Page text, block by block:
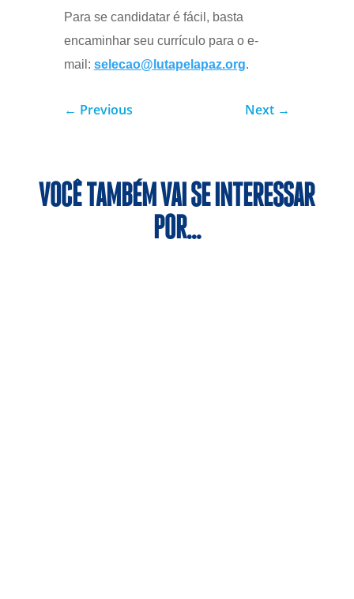
Para se candidatar é fácil, basta
encaminhar seu currículo para o e-
mail: selecao@lutapelapaz.org.
← Previous Next →
VOCÊ TAMBÉM VAI SE INTERESSAR
POR…